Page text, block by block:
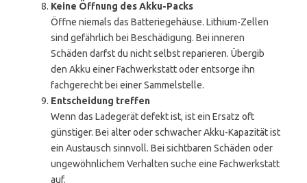
Keine Öffnung des Akku-Packs
Öffne niemals das Batteriegehäuse. Lithium-Zellen
sind gefährlich bei Beschädigung. Bei inneren
Schäden darfst du nicht selbst reparieren. Übergib
den Akku einer Fachwerkstatt oder entsorge ihn
fachgerecht bei einer Sammelstelle.
Entscheidung treffen
Wenn das Ladegerät defekt ist, ist ein Ersatz oft
günstiger. Bei alter oder schwacher Akku-Kapazität ist
ein Austausch sinnvoll. Bei sichtbaren Schäden oder
ungewöhnlichem Verhalten suche eine Fachwerkstatt
auf.